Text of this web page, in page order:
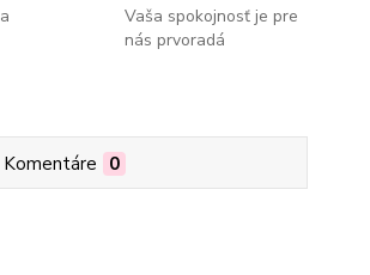
Vaša spokojnosť je pre
nás prvoradá
Komentáre 0